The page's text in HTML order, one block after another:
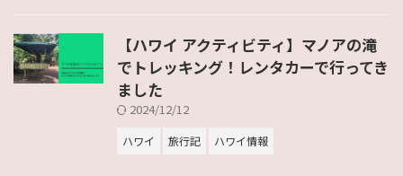
【ハワイ アクティビティ】マノアの滝
でトレッキング！レンタカーで行ってき
ました
2024/12/12
ハワイ 旅行記 ハワイ情報